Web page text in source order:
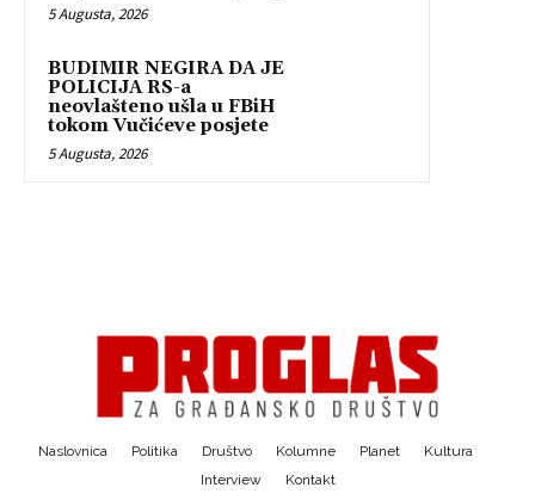
5 Augusta, 2026
BUDIMIR NEGIRA DA JE
POLICIJA RS-a
neovlašteno ušla u FBiH
tokom Vučićeve posjete
5 Augusta, 2026
Naslovnica Politika Društvo Kolumne Planet
Kultura
Interview
Kontakt